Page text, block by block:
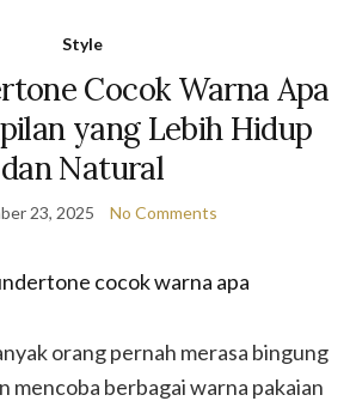
Style
Cocok Warna Apa
yang Lebih Hidup
dan Natural
23, 2025 No Comments
orang pernah merasa bingung
mencoba berbagai warna pakaian